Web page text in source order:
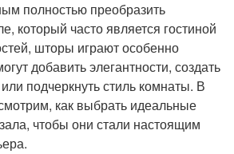
полностью преобразить
который часто является гостиной
шторы играют особенно
добавить элегантности, создать
подчеркнуть стиль комнаты. В
как выбрать идеальные
чтобы они стали настоящим